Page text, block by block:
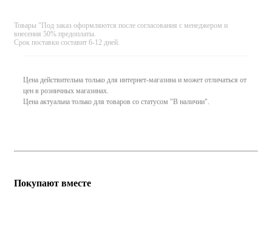
Товары "Под заказ оформляются после согласования с менеджером и
внесения 50% предоплаты.
Срок поставки составит 6-12 дней.
Цена действительна только для интернет-магазина и может отличаться от
цен в розничных магазинах.
Цена актуальна только для товаров со статусом "В наличии".
Покупают вместе